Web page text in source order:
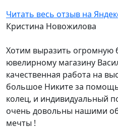
Читать весь отзыв на
Кристина Новожилова
Хотим выразить огромную
ювелирному магазину
качественная работа на
большое Никите за
колец, и индивидуальный
очень довольны нашими
мечты !